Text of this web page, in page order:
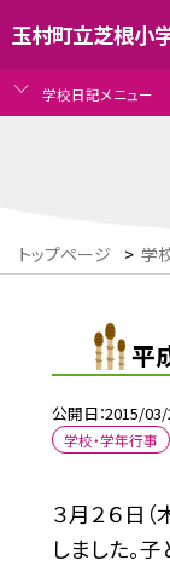
玉村町立芝根小
学校日記メニュー
トップページ > 学
平
公開日 2015/
学校・学年行事
３月２６日
しました。